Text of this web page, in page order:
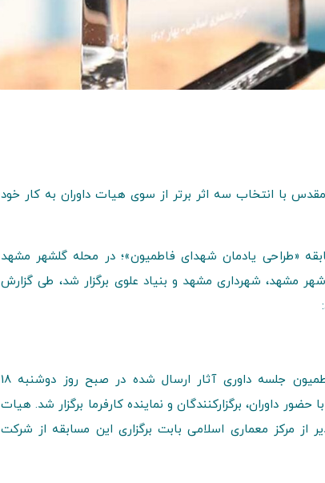
با انتخاب سه اثر برتر از سوی هیات داوران به کار خود
«طراحی یادمان شهدای فاطمیون»؛ در محله گلشهر مشهد
حاشیه شهر مشهد، شهرداری مشهد و بنیاد علوی برگزار شد، طی گزارش
« بسمه تعالی بیانیه هیات داوران مسابقه طراحی یادمان شهدای فاطمیون جلسه داوری آثار ارسال شده در صبح روز دوشنبه 18
اسلامی با حضور داوران، برگزارکنندگان و نماینده کارفرما برگزار شد. هیات
ضمن تقدیر از مرکز معماری اسلامی بابت برگزاری این مسابقه از شرکت